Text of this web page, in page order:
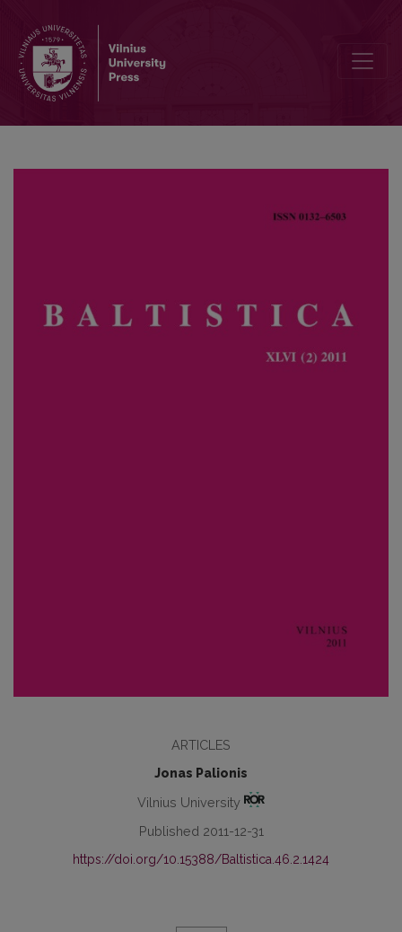
ARTICLES
Jonas Palionis
Vilnius University
Published 2011-12-31
https://doi.org/10.15388/Baltistica.46.2.1424